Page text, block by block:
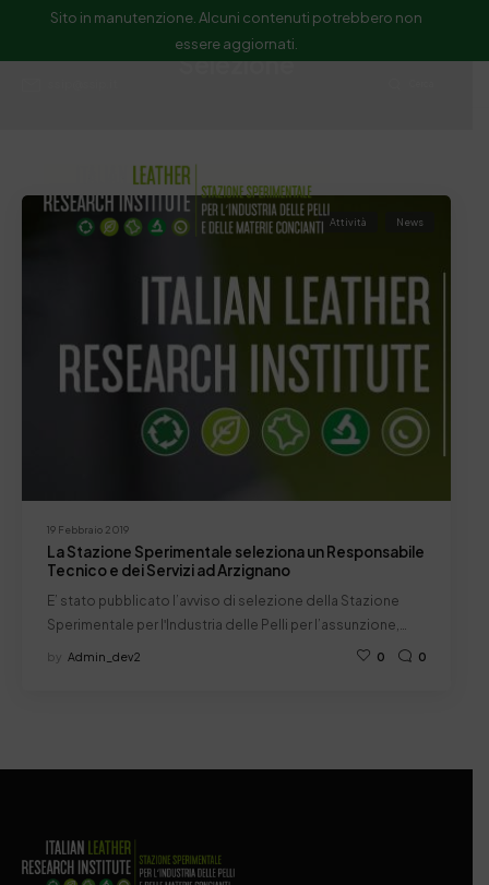
Sito in manutenzione. Alcuni contenuti potrebbero non
essere aggiornati.
Selezione
19 Febbraio 2019
Attività News
La Stazione Sperimentale seleziona un Responsabile
Tecnico e dei Servizi ad Arzignano
E’ stato pubblicato l’avviso di selezione della Stazione
Sperimentale per lʹIndustria delle Pelli per l’assunzione,…
by Admin_dev2 0 0